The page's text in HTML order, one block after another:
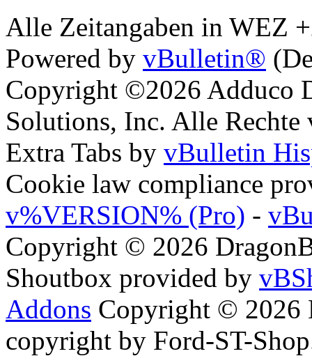
Alle Zeitangaben in WEZ
Powered by vBulletin®
Copyright ©2026 Adduco
Solutions, Inc. Alle Rechte
Extra Tabs by vBulletin
Cookie law compliance
v%VERSION% (Pro) -
Copyright © 2026
Shoutbox provided by
Addons Copyright © 2026
copyright by Ford-ST-